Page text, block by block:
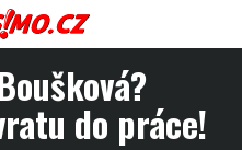
do práce!